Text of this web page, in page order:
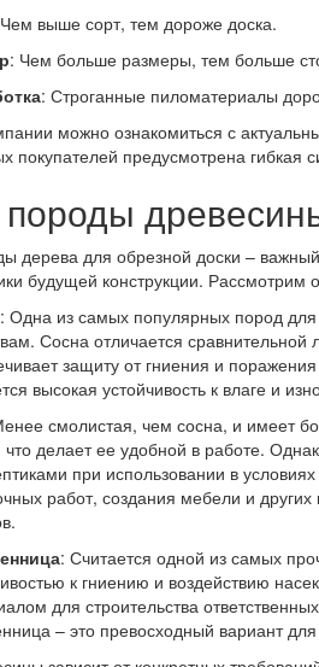
выше сорт, тем дороже доска.
: Чем больше размеры, тем больше
: Строганные пиломатериалы
можно ознакомиться с
покупателей предусмотрена гибкая
породы
дерева для обрезной доски –
будущей конструкции.
: Одна из самых популярных пород для
Сосна отличается сравнительной
защиту от гниения и
высокая устойчивость к влаге и
смолистая, чем сосна, и имеет
делает ее удобной в работе.
при использовании в
работ, создания мебели и
: Считается одной из самых
к гниению и воздействию
для строительства
– это превосходный вариант